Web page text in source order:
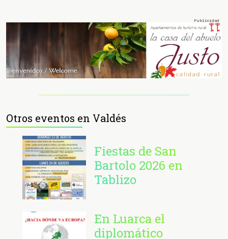
Otros eventos en Valdés
Fiestas de San
Bartolo 2026 en
Tablizo
En Luarca el
diplomático